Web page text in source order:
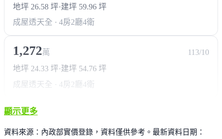
地坪 26.58 坪·建坪 59.96 坪
成屋透天全 · 4房2廳4衛
1,272萬
113/10
地坪 24.33 坪·建坪 54.76 坪
成屋透天全 · 4房2廳4衛
顯示更多
資料來源：內政部實價登錄，資料僅供參考。最新資料日期：